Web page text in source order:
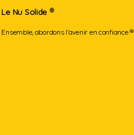
Le Nu Solide ®
Ensemble, abordons l'avenir en confiance ®